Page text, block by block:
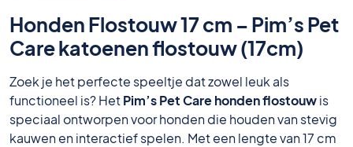
Honden Flostouw 17 cm – Pim’s Pet
Care katoenen flostouw (17cm)
Zoek je het perfecte speeltje dat zowel leuk als
functioneel is? HetPim’s Pet Care honden flostouwis
speciaal ontworpen voor honden die houden van stevig
kauwen en interactief spelen. Met een lengte van 17 cm